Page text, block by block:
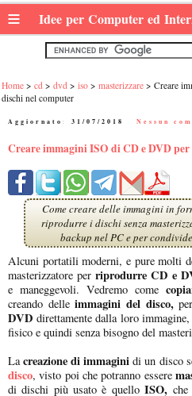
≡ Idee per Computer ed
Home cd dvd iso masterizzare
Creare
dischi nel computer
Aggiornato: 31/07/2018 Nessun
Creare immagini ISO di CD e DVD
Come creare delle immagini in
riprodurre i dischi senza
backup nel PC e per
Alcuni portatili moderni, e pure molti
masterizzatore per riprodurre CD e
e maneggevoli. Vedremo come
creando delleimmagini del disco,
DVD direttamente dalla loro
fisico e quindi senza bisogno del
Lacreazione di immagini di un disco
disco, visto poi che potranno essere
di dischi più usato è quelloISO,